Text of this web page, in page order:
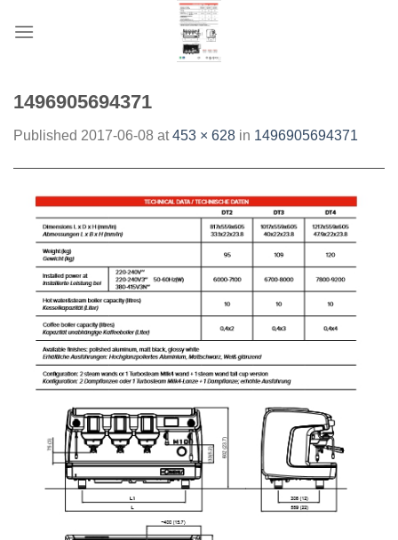
1496905694371
Published 2017-06-08 at453 × 628 in 1496905694371